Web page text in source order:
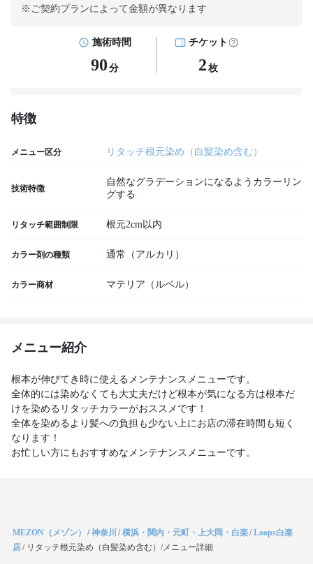
※ご契約プランによって金額が異なります
施術時間
90 分
チケット
2 枚
特徴
メニュー区分 リタッチ根元染め（白髪染め含む）
技術特徴
自然なグラデーションになるようカラーリン
グする
リタッチ範囲制限 根元2cm以内
カラー剤の種類 通常（アルカリ）
カラー商材 マテリア（ルベル）
メニュー紹介
根本が伸びてき時に使えるメンテナンスメニューです。
全体的には染めなくても大丈夫だけど根本が気になる方は根本だ
けを染めるリタッチカラーがおススメです！
全体を染めるより髪への負担も少ない上にお店の滞在時間も短く
なります！
お忙しい方にもおすすめなメンテナンスメニューです。
MEZON（メゾン） /神奈川 /横浜・関内・元町・上大岡・白楽/Loops白楽
店/ リタッチ根元染め（白髪染め含む）/メニュー詳細